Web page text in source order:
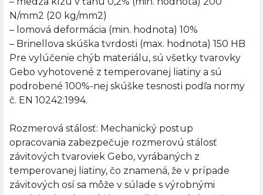
N/mm2 (20 kg/mm2)
– lomová deformácia (min. hodnota) 10%
– Brinellova skúška tvrdosti (max. hodnota) 150 HB
Pre vylúčenie chýb materiálu, sú všetky tvarovky
Gebo vyhotovené z temperovanej liatiny a sú
podrobené 100%-nej skúške tesnosti podľa normy
č. EN 10242:1994.
Rozmerová stálosť: Mechanický postup
opracovania zabezpečuje rozmerovú stálosť
závitových tvaroviek Gebo, vyrábaných z
temperovanej liatiny, čo znamená, že v prípade
závitových osí sa môže v súlade s výrobnými